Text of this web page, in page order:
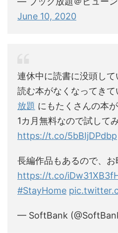
June 10, 2020
連休中に読書に没頭し
読む本がなくなってきて
放題 にもたくさんの本
1カ月無料なので試して
https://t.co/5bBIjDPdbp
長編作品もあるので、お
https://t.co/
#StayHome
— SoftBank